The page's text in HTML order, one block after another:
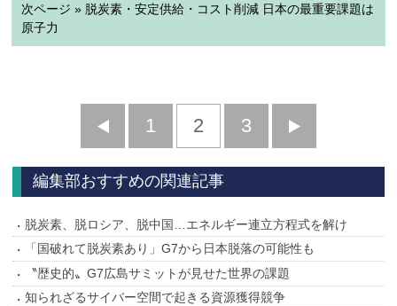
次ページ » 脱炭素・安定供給・コスト削減 日本の最重要課題は
原子力
前
へ
1 2 3
へ
編集部おすすめの関連記事
脱炭素、脱ロシア、脱中国…エネルギー連立方程式を解け
「国破れて脱炭素あり」G7から日本脱落の可能性も
〝歴史的〟G7広島サミットが見せた世界の課題
知られざるサイバー空間で起きる資源獲得競争